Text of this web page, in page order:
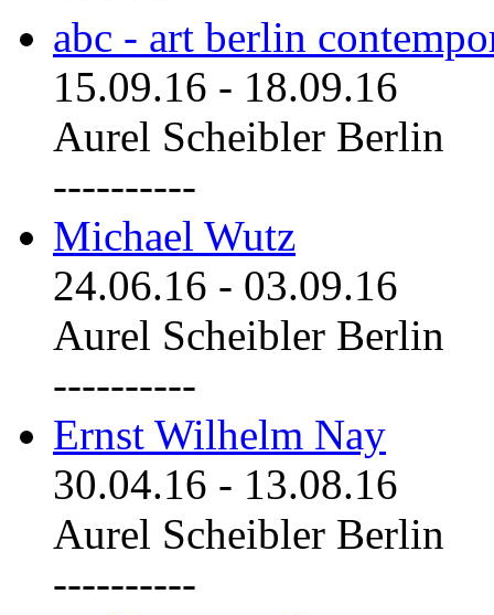
abc - art berlin
15.09.16 - 18.09.16
Aurel Scheibler Berlin
----------
Michael Wutz
24.06.16 - 03.09.16
Aurel Scheibler Berlin
----------
Ernst Wilhelm Nay
30.04.16 - 13.08.16
Aurel Scheibler Berlin
----------